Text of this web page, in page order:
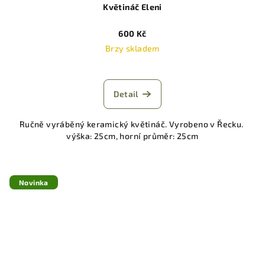
Květináč Eleni
600 Kč
Brzy skladem
Detail
Ručně vyráběný keramický květináč. Vyrobeno v Řecku.
výška: 25cm, horní průměr: 25cm
Novinka